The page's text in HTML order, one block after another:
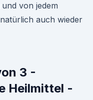
von jedem
auch wieder
3 -
Heilmittel -